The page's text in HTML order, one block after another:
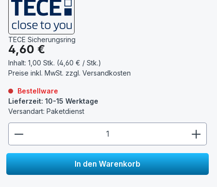
TECE Sicherungsring
Regulärer Preis:
4,60 €
Inhalt: 1,00 Stk. (4,60 € / Stk.)
Preise inkl. MwSt. zzgl. Versandkosten
Bestellware
Lieferzeit: 10-15 Werktage
Versandart: Paketdienst
In den Warenkorb